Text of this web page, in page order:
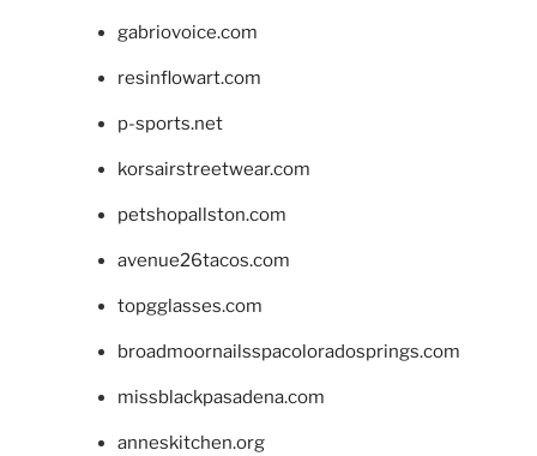
gabriovoice.com
resinflowart.com
p-sports.net
korsairstreetwear.com
petshopallston.com
avenue26tacos.com
topgglasses.com
broadmoornailsspacoloradosprings.com
missblackpasadena.com
anneskitchen.org